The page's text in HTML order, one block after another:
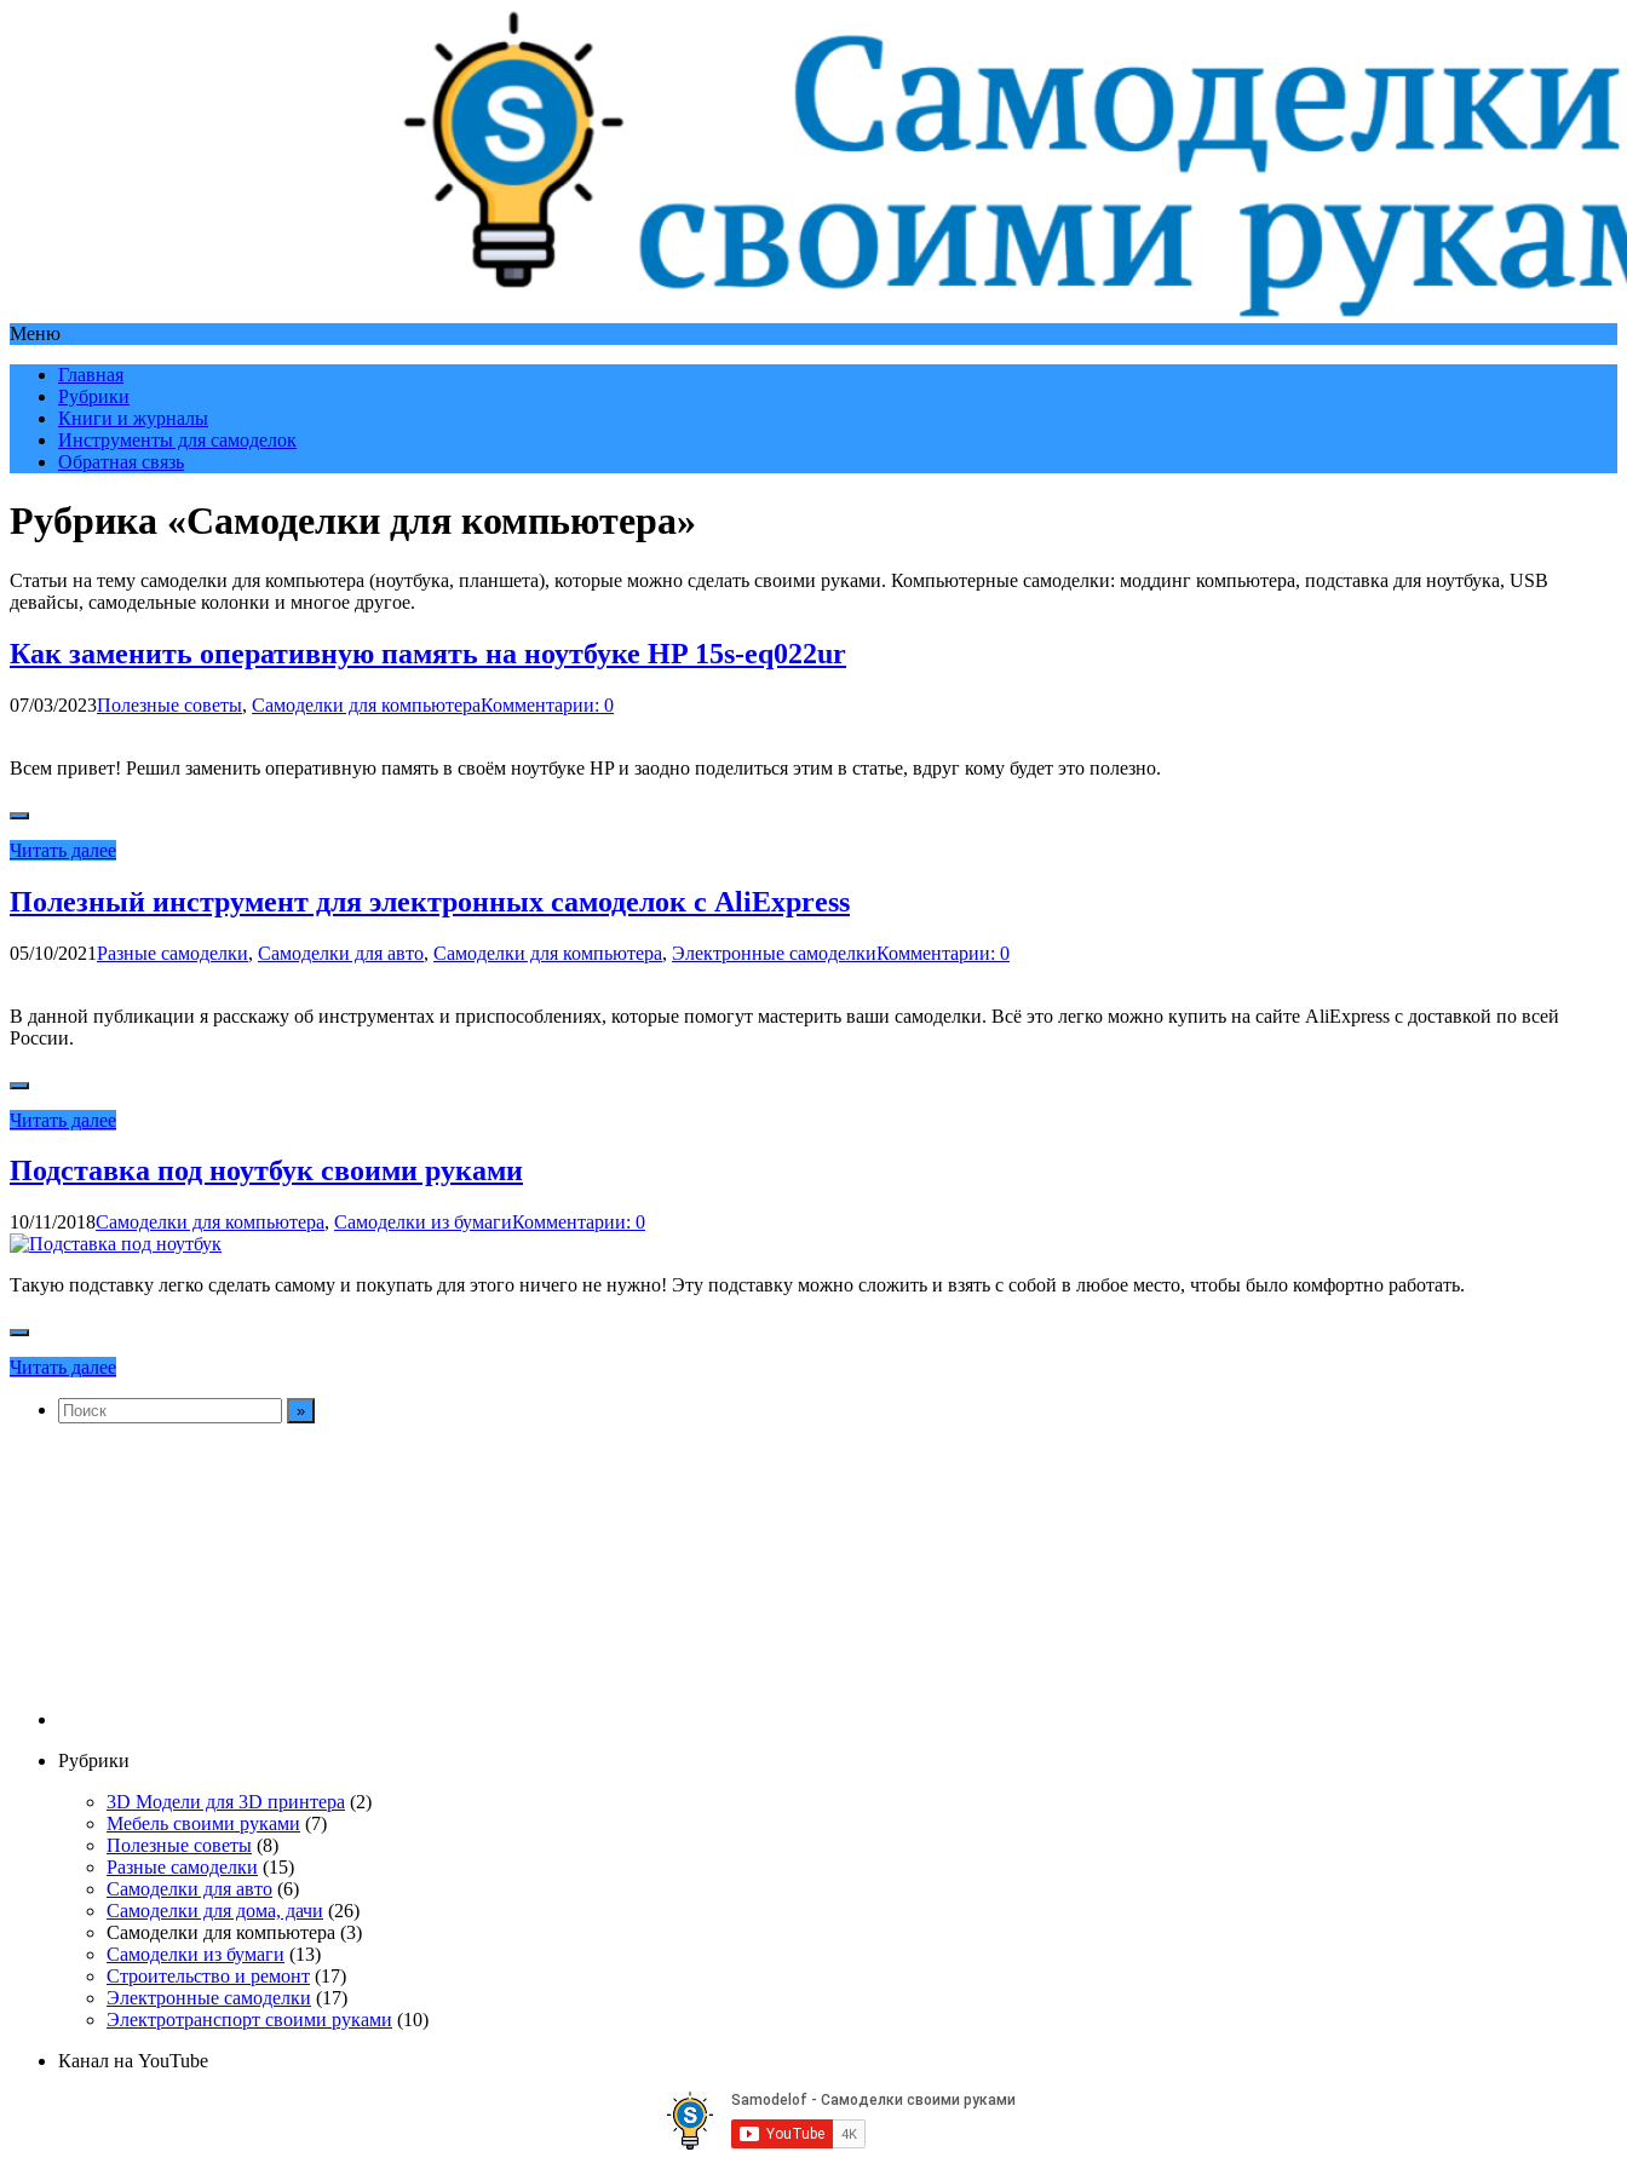
Меню
Главная
Рубрики
Книги и журналы
Инструменты для самоделок
Обратная связь
Рубрика «Самоделки для компьютера»
Статьи на тему самоделки для компьютера (ноутбука, планшета), которые можно сделать своими руками. Компьютерные самоделки: моддинг компьютера, подставка для ноутбука, USB
девайсы, самодельные колонки и многое другое.
Как заменить оперативную память на ноутбуке HP 15s-eq022ur
07/03/2023Полезные советы, Самоделки для компьютераКомментарии: 0
Всем привет! Решил заменить оперативную память в своём ноутбуке HP и заодно поделиться этим в статье, вдруг кому будет это полезно.
Читать далее
Полезный инструмент для электронных самоделок с AliExpress
05/10/2021Разные самоделки, Самоделки для авто, Самоделки для компьютера, Электронные самоделкиКомментарии: 0
В данной публикации я расскажу об инструментах и приспособлениях, которые помогут мастерить ваши самоделки. Всё это легко можно купить на сайте AliExpress с доставкой по всей
России.
Читать далее
Подставка под ноутбук своими руками
10/11/2018Самоделки для компьютера, Самоделки из бумагиКомментарии: 0
Такую подставку легко сделать самому и покупать для этого ничего не нужно! Эту подставку можно сложить и взять с собой в любое место, чтобы было комфортно работать.
Читать далее
Рубрики
3D Модели для 3D принтера (2)
Мебель своими руками (7)
Полезные советы (8)
Разные самоделки (15)
Самоделки для авто (6)
Самоделки для дома, дачи (26)
Самоделки для компьютера (3)
Самоделки из бумаги (13)
Строительство и ремонт (17)
Электронные самоделки (17)
Электротранспорт своими руками (10)
Канал на YouTube